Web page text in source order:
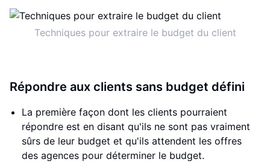
Techniques pour extraire le budget du client
Répondre aux clients sans budget défini
La première façon dont les clients pourraient
répondre est en disant qu'ils ne sont pas vraiment
sûrs de leur budget et qu'ils attendent les offres
des agences pour déterminer le budget.